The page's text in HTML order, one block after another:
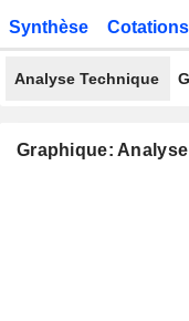
Synthèse Cotations
Analyse Technique
Graphique: